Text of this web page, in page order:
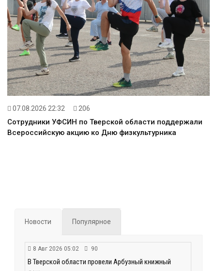
07.08.2026 22:32 206
Сотрудники УФСИН по Тверской области поддержали
Всероссийскую акцию ко Дню физкультурника
Новости Популярное
8 Авг 2026 05:02 90
В Тверской области провели Арбузный книжный